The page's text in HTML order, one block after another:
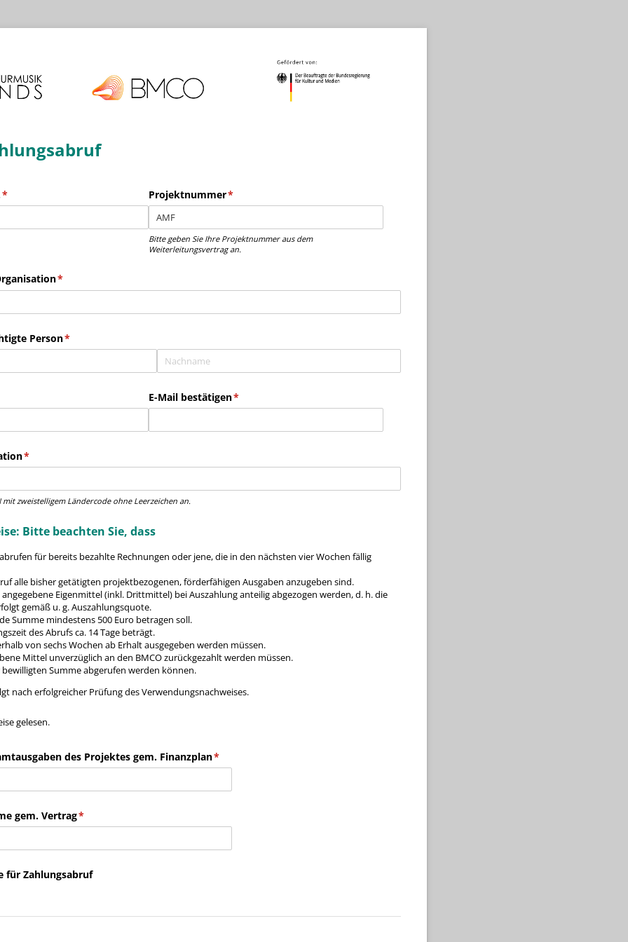
*
(erforderlich) Projektnummer*
(erforderlich)
Bitte geben Sie Ihre Projektnummer aus dem
Weiterleitungsvertrag an.
*
(erforderlich)
Person*
(erforderlich)
E-Mail bestätigen*
(erforderlich)
*
(erforderlich)
mit zweistelligem Ländercode ohne Leerzeichen an.
Bitte beachten Sie, dass
für bereits bezahlte Rechnungen oder jene, die in den nächsten vier Wochen fällig
alle bisher getätigten projektbezogenen, förderfähigen Ausgaben anzugeben sind.
Eigenmittel (inkl. Drittmittel) bei Auszahlung anteilig abgezogen werden, d. h. die
gemäß u. g. Auszahlungsquote.
Summe mindestens 500 Euro betragen soll.
des Abrufs ca. 14 Tage beträgt.
von sechs Wochen ab Erhalt ausgegeben werden müssen.
Mittel unverzüglich an den BMCO zurückgezahlt werden müssen.
bewilligten Summe abgerufen werden können.
nach erfolgreicher Prüfung des Verwendungsnachweises.
gelesen.
gelesen.
des Projektes gem. Finanzplan*
(erforderlich)
gem. Vertrag*
(erforderlich)
für Zahlungsabruf